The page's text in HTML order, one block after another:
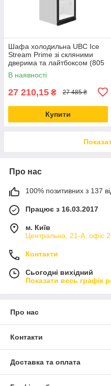
Шафа холодильна UBC Ice
Stream Prime зі скляними
дверима та лайтбоксом (805
л)
В наявності
27 210,15 ₴ 27 485 ₴
Купити
Про нас
100% позитивних з 137
Працює з 16.03.2017
м. Київ
Центральна, 21-А, офіс
Контакти
Сьогодні вихідний
Показати весь графік
Про нас
Контакти
Доставка та оплата